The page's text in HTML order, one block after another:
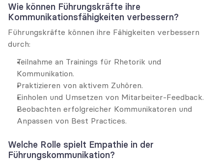
Wie können Führungskräfte ihre
Kommunikationsfähigkeiten verbessern?
Führungskräfte können ihre Fähigkeiten verbessern
durch:
Teilnahme an Trainings für Rhetorik und
Kommunikation.
Praktizieren von aktivem Zuhören.
Einholen und Umsetzen von Mitarbeiter-Feedback.
Beobachten erfolgreicher Kommunikatoren und
Anpassen von Best Practices.
Welche Rolle spielt Empathie in der
Führungskommunikation?